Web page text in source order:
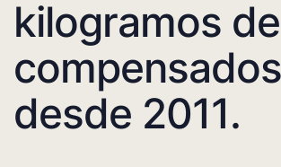
kilogramos
compensados
desde 2011.